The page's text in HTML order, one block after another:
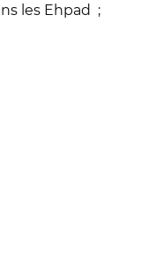
les Ehpad ;